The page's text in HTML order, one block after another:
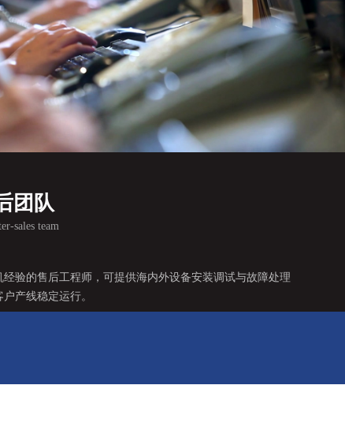
定生产，操作简便易上
团队
sales team
验的售后工程师，可提供海内外设备安装调试与故障处理
产线稳定运行。